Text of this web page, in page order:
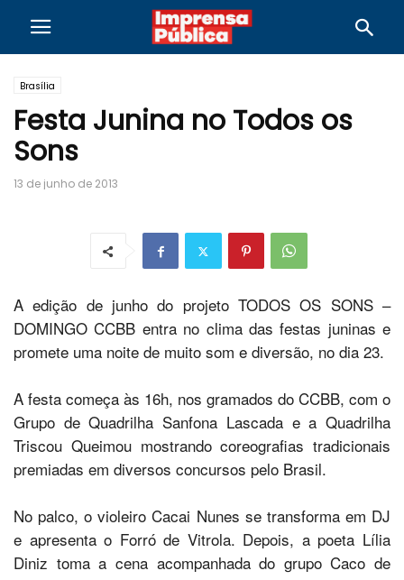
Brasília
Festa Junina no Todos os
Sons
13 de junho de 2013
A edição de junho do projeto TODOS OS SONS –
DOMINGO CCBB entra no clima das festas juninas e
promete uma noite de muito som e diversão, no dia 23.
A festa começa às 16h, nos gramados do CCBB, com o
Grupo de Quadrilha Sanfona Lascada e a Quadrilha
Triscou Queimou mostrando coreografias tradicionais
premiadas em diversos concursos pelo Brasil.
No palco, o violeiro Cacai Nunes se transforma em DJ
e apresenta o Forró de Vitrola. Depois, a poeta Lília
Diniz toma a cena acompanhada do grupo Caco de